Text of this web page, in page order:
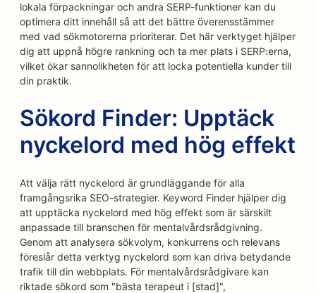
lokala förpackningar och andra SERP-funktioner kan du
optimera ditt innehåll så att det bättre överensstämmer
med vad sökmotorerna prioriterar. Det här verktyget hjälper
dig att uppnå högre rankning och ta mer plats i SERP:erna,
vilket ökar sannolikheten för att locka potentiella kunder till
din praktik.
Sökord Finder: Upptäck
nyckelord med hög effekt
Att välja rätt nyckelord är grundläggande för alla
framgångsrika SEO-strategier. Keyword Finder hjälper dig
att upptäcka nyckelord med hög effekt som är särskilt
anpassade till branschen för mentalvårdsrådgivning.
Genom att analysera sökvolym, konkurrens och relevans
föreslår detta verktyg nyckelord som kan driva betydande
trafik till din webbplats. För mentalvårdsrådgivare kan
riktade sökord som "bästa terapeut i [stad]",